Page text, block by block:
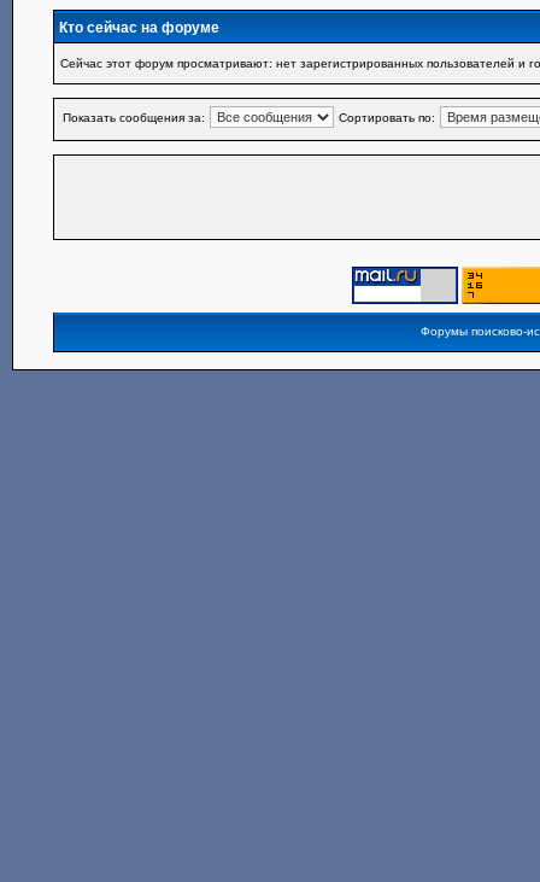
Кто сейчас на форуме
Сейчас этот форум просматривают: нет зарегистрированных пользователей и
Показать сообщения за: Сортировать по:
Форумы поисково-